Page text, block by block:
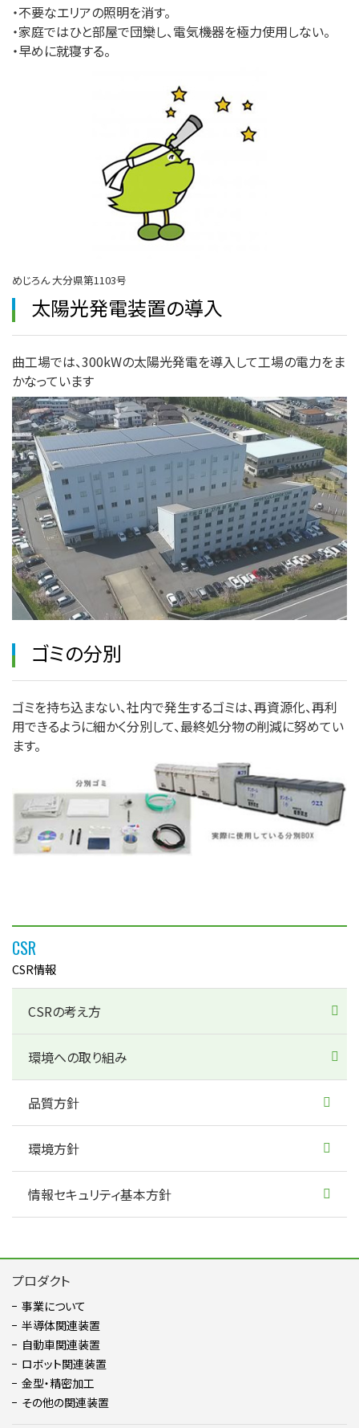
・不要なエリアの照明を消す。
・家庭ではひと部屋で団欒し、電気機器を極力使用しない。
・早めに就寝する。
めじろん 大分県第1103号
太陽光発電装置の導入
曲工場では、300kWの太陽光発電を導入して工場の電力をま
かなっています
ゴミの分別
ゴミを持ち込まない、社内で発生するゴミは、再資源化、再利
用できるように細かく分別して、最終処分物の削減に努めてい
ます。
CSR
CSR情報
CSRの考え方
環境への取り組み
品質方針
環境方針
情報セキュリティ基本方針
プロダクト
事業について
半導体関連装置
自動車関連装置
ロボット関連装置
金型・精密加⼯
その他の関連装置